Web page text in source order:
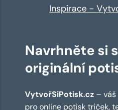
Inspirace -
Navrhněte si
originální
VytvořSiPotisk.cz –
pro online potisk triček,